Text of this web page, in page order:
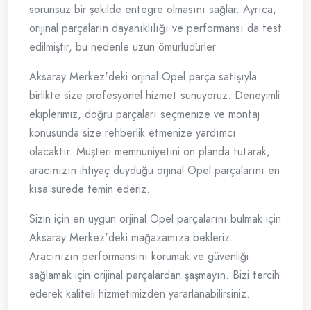
sorunsuz bir şekilde entegre olmasını sağlar. Ayrıca,
orijinal parçaların dayanıklılığı ve performansı da test
edilmiştir, bu nedenle uzun ömürlüdürler.
Aksaray Merkez'deki orjinal Opel parça satışıyla
birlikte size profesyonel hizmet sunuyoruz. Deneyimli
ekiplerimiz, doğru parçaları seçmenize ve montaj
konusunda size rehberlik etmenize yardımcı
olacaktır. Müşteri memnuniyetini ön planda tutarak,
aracınızın ihtiyaç duyduğu orjinal Opel parçalarını en
kısa sürede temin ederiz.
Sizin için en uygun orjinal Opel parçalarını bulmak için
Aksaray Merkez'deki mağazamıza bekleriz.
Aracınızın performansını korumak ve güvenliği
sağlamak için orijinal parçalardan şaşmayın. Bizi tercih
ederek kaliteli hizmetimizden yararlanabilirsiniz.